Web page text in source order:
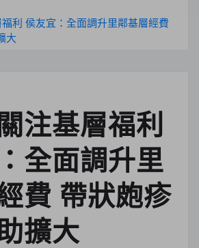
利 侯友宜：全面調升里鄰基層經費
大
注基層福利
全面調升里
費 帶狀皰疹
擴大